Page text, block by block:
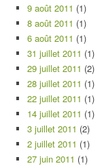
9 août 2011 (1)
8 août 2011 (1)
6 août 2011 (1)
31 juillet 2011 (1)
29 juillet 2011 (2)
28 juillet 2011 (1)
22 juillet 2011 (1)
14 juillet 2011 (1)
3 juillet 2011 (2)
2 juillet 2011 (1)
27 juin 2011 (1)